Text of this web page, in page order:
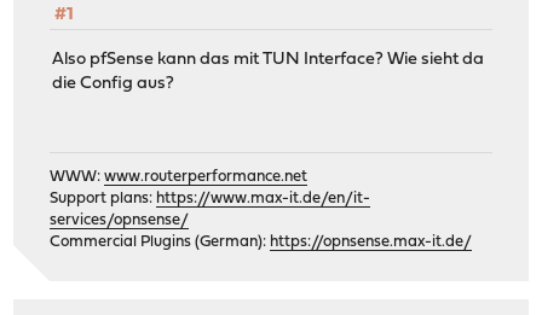
#1
Also pfSense kann das mit TUN Interface? Wie sieht da
die Config aus?
WWW:www.routerperformance.net
Support plans: https://www.max-it.de/en/it-
services/opnsense/
Commercial Plugins (German): https://opnsense.max-it.de/